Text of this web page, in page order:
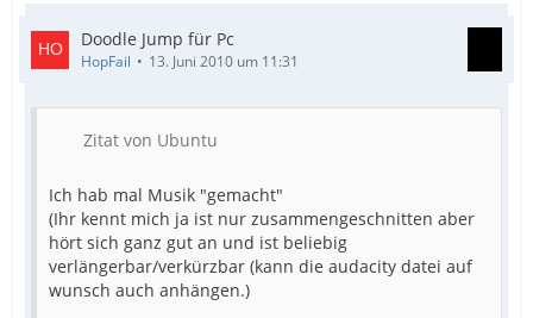
Doodle Jump für Pc
HopFail 13. Juni 2010 um 11:31
Zitat von Ubuntu
Ich hab mal Musik "gemacht"
(Ihr kennt mich ja ist nur zusammengeschnitten aber
hört sich ganz gut an und ist beliebig
verlängerbar/verkürzbar (kann die audacity datei auf
wunsch auch anhängen.)